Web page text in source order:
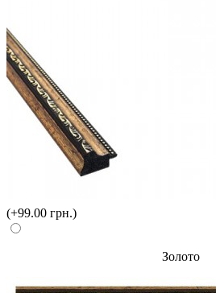
(+99.00 грн.)
Золото